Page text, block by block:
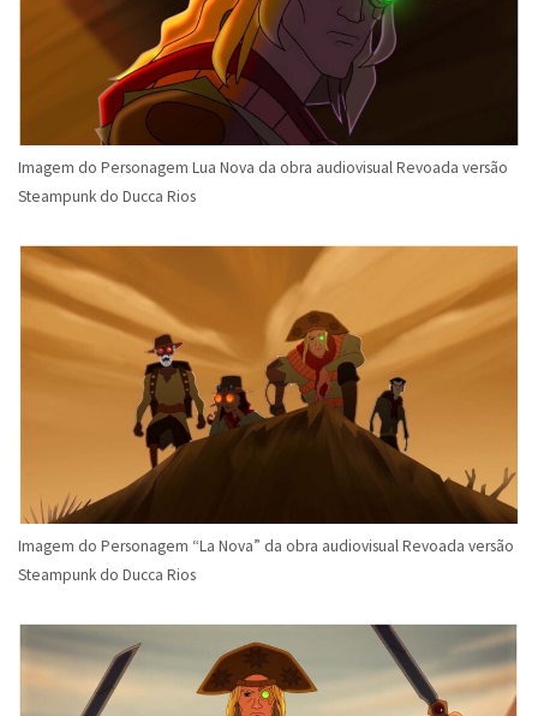
Imagem do Personagem Lua Nova da obra audiovisual Revoada versão
Steampunk do Ducca Rios
Imagem do Personagem “La Nova” da obra audiovisual Revoada versão
Steampunk do Ducca Rios